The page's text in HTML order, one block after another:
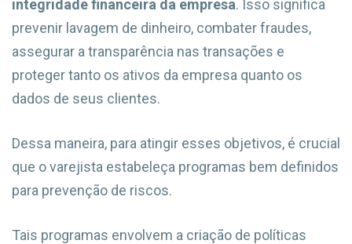
integridade financeira da empresa. Isso significa
prevenir lavagem de dinheiro, combater fraudes,
assegurar a transparência nas transações e
proteger tanto os ativos da empresa quanto os
dados de seus clientes.
Dessa maneira, para atingir esses objetivos, é crucial
que o varejista estabeleça programas bem definidos
para prevenção de riscos.
Tais programas envolvem a criação de políticas